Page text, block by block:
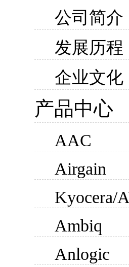
公司简介
发展历程
企业文化
产品中心
AAC
Airgain
Kyocera/
Ambiq
Anlogic